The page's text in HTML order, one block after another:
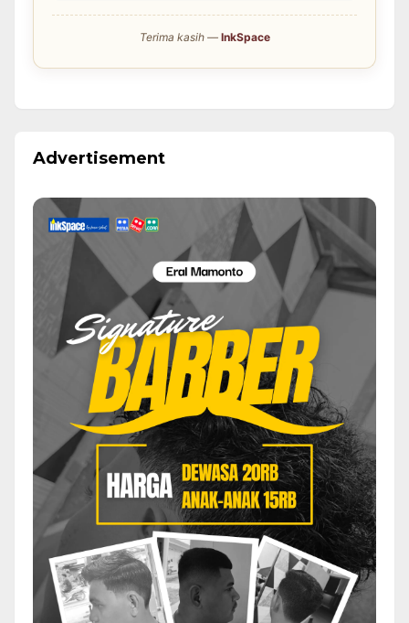
Terima kasih — InkSpace
Advertisement